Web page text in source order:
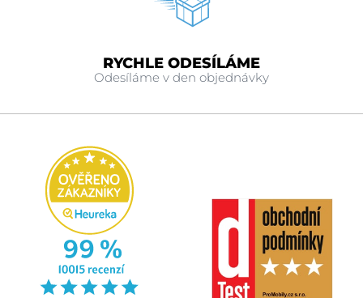
RYCHLE ODESÍLÁME
Odesíláme v den objednávky